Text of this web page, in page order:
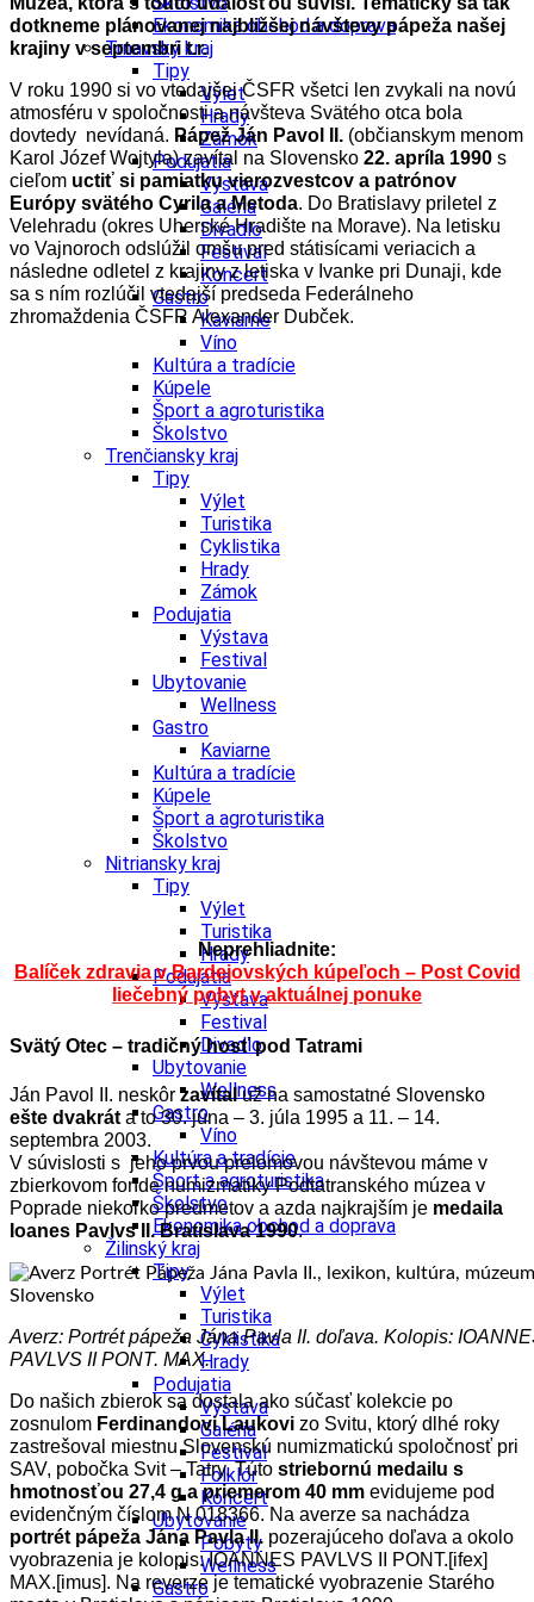
Ekonomika obchod a doprava
Trnavský kraj
Tipy
Výlet
Hrady
Zámok
Podujatia
Výstava
Galéria
Divadlo
Festival
Koncert
Gastro
Kaviarne
Víno
Kultúra a tradície
Kúpele
Šport a agroturistika
Školstvo
Trenčiansky kraj
Tipy
Výlet
Turistika
Cyklistika
Hrady
Zámok
Podujatia
Výstava
Festival
Ubytovanie
Wellness
Gastro
Kaviarne
Kultúra a tradície
Kúpele
Šport a agroturistika
Školstvo
Nitriansky kraj
Tipy
Výlet
Turistika
Hrady
Podujatia
Výstava
Festival
Divadlo
Ubytovanie
Wellness
Gastro
Víno
Kultúra a tradície
Šport a agroturistika
Školstvo
Ekonomika obchod a doprava
Žilinský kraj
Tipy
Výlet
Turistika
Cyklistika
Hrady
Podujatia
Výstava
Galéria
Festival
Folklór
Koncert
Ubytovanie
Pobyty
Wellness
Gastro
dotkneme plánovanej najbližšej návštevy pápeža našej
krajiny v septembri t.r.
V roku 1990 si vo vtedajšej ČSFR všetci len zvykali na novú
atmosféru v spoločnosti a návšteva Svätého otca bola
dovtedy nevídaná. Pápež Ján Pavol II. (občianskym menom
Karol Józef Wojtyla) zavítal na Slovensko 22. apríla 1990 s
cieľom uctiť si pamiatku vierozvestcov a patrónov
Európy svätého Cyrila a Metoda. Do Bratislavy priletel z
Velehradu (okres Uherské Hradište na Morave). Na letisku
vo Vajnoroch odslúžil omšu pred státisícami veriacich a
následne odletel z krajiny z letiska v Ivanke pri Dunaji, kde
sa s ním rozlúčil vtedajší predseda Federálneho
zhromaždenia ČSFR Alexander Dubček.
Neprehliadnite:
Balíček zdravia v Bardejovských kúpeľoch – Post Covid
liečebný pobyt v aktuálnej ponuke
Svätý Otec – tradičný hosť pod Tatrami
Ján Pavol II. neskôr zavítaluž na samostatné Slovensko
ešte dvakrát a to 30. júna – 3. júla 1995 a 11. – 14.
septembra 2003.
V súvislosti s jeho prvou prelomovou návštevou máme v
zbierkovom fonde numizmatiky Podtatranského múzea v
Poprade niekoľko predmetov a azda najkrajším je medaila
Ioanes Pavlvs II. Bratislava 1990.
Averz: Portrét pápeža Jána Pavla II. doľava. Kolopis:
PAVLVS II PONT. MAX.
Do našich zbierok sa dostala ako súčasť kolekcie po
zosnulom Ferdinandovi Laukovi zo Svitu, ktorý dlhé roky
zastrešoval miestnu Slovenskú numizmatickú spoločnosť pri
SAV, pobočka Svit – Tatry. Túto striebornú medailu s
hmotnosťou 27,4 g a priemerom 40 mm evidujeme pod
evidenčným číslom N 018366. Na averze sa nachádza
portrét pápeža Jána Pavla II. pozerajúceho doľava a okolo
vyobrazenia je kolopis: IOANNES PAVLVS II PONT.[ifex]
MAX.[imus]. Na reverze je tematické vyobrazenie Starého